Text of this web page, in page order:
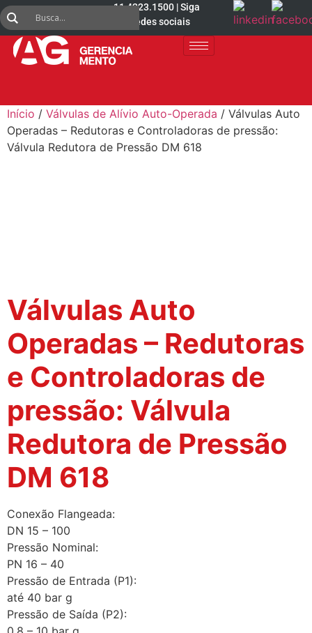
11 4223.1500 | Siga
nas redes sociais
Início / Válvulas de Alívio Auto-Operada / Válvulas Auto
Operadas – Redutoras e Controladoras de pressão:
Válvula Redutora de Pressão DM 618
Válvulas Auto
Operadas – Redutoras
e Controladoras de
pressão: Válvula
Redutora de Pressão
DM 618
Conexão Flangeada:
DN 15 – 100
Pressão Nominal:
PN 16 – 40
Pressão de Entrada (P1):
até 40 bar g
Pressão de Saída (P2):